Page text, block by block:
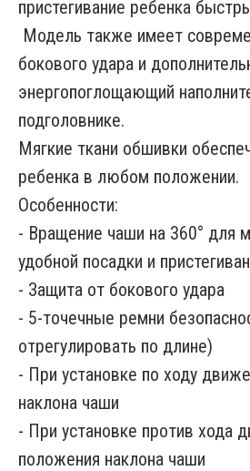
пристегивание ребенка
Модель также имеет
бокового удара и
энергопоглощающий
подголовнике.
Мягкие ткани обшивки
ребенка в любом положении.
Особенности:
- Вращение чаши на 360° для
удобной посадки и
- Защита от бокового удара
- 5-точечные ремни
отрегулировать по длине)
- При установке по ходу
наклона чаши
- При установке против хода
положения наклона чаши